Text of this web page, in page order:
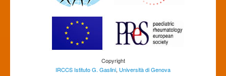
Copyright
IRCCS Istituto G. Gaslini, Università di Genova